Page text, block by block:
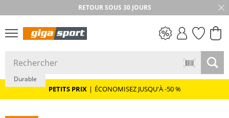
RETOUR SOUS 30 JOURS
PETITS PRIX
PETITS PRIX | ÉCONOMISEZ JUSQU'À -50 %
Durable